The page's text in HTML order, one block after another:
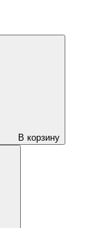
В корзину